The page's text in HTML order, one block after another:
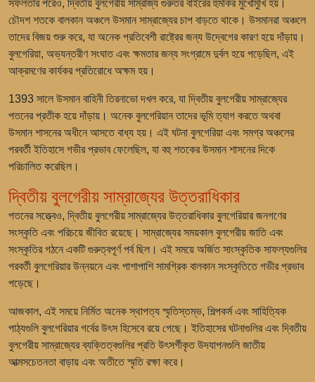
সফলতার পরেও, দ্বিতীয় বুলগেরীয় সাম্রাজ্য গুরুতর বাইরের হুমকির মুখোমুখি হয়।
চৌদশ শতকে বালকান অঞ্চলে উসমান সাম্রাজ্যের চাপ বাড়তে থাকে। উসমানরা অঞ্চলে
তাদের বিজয় শুরু করে, যা অনেক প্রতিবেশী রাষ্ট্রের জন্য উদ্বেগের কারণ হয়ে দাঁড়ায়।
বুলগেরিয়া, অভ্যন্তরীণ সংঘাত এবং ক্ষমতার জন্য সংগ্রামে দুর্বল হয়ে পড়েছিল, এই
আক্রমণের কার্যকর প্রতিরোধে অক্ষম হয়।
1393 সালে উসমান বাহিনী তিরনাভো দখল করে, যা দ্বিতীয় বুলগেরীয় সাম্রাজ্যের
পতনের প্রতীক হয়ে দাঁড়ায়। অনেক বুলগেরিয়ান তাদের ভূমি ত্যাগ করতে অথবা
উসমান শাসনের অধীনে আসতে বাধ্য হয়। এই ঘটনা বুলগেরিয়া এবং সমগ্র অঞ্চলের
পরবর্তী ইতিহাসে গভীর প্রভাব ফেলেছিল, যা বহু শতকের উসমান শাসনের দিকে
পরিচালিত করেছিল।
দ্বিতীয় বুলগেরীয় সাম্রাজ্যের উত্তরাধিকার
পতনের সত্ত্বেও, দ্বিতীয় বুলগেরীয় সাম্রাজ্যের উত্তরাধিকার বুলগেরিয়ার জনগণের
সংস্কৃতি এবং পরিচয়ে জীবিত রয়েছে। সাম্রাজ্যের সময়কাল বুলগেরীয় জাতি এবং
সংস্কৃতির গঠনে একটি গুরুত্বপূর্ণ পর্ব ছিল। এই সময়ে অর্জিত সাংস্কৃতিক সাফল্যগুলির
পরবর্তী বুলগেরিয়ার উন্নয়নে এবং পাশাপাশি সামগ্রিক বালকান সংস্কৃতিতে গভীর প্রভাব
পড়েছে।
আজকাল, এই সময়ে নির্মিত অনেক স্থাপত্য স্মৃতিস্তম্ভ, শিল্পকর্ম এবং সাহিত্যিক
পাঠ্যগুলি বুলগেরিয়ার গর্বের উৎস হিসেবে রয়ে গেছে। ইতিহাসের ঘটনাগুলির এবং দ্বিতীয়
বুলগেরীয় সাম্রাজ্যের ব্যক্তিত্বগুলির প্রতি উৎসর্গীকৃত উদযাপনগুলি জাতীয়
আত্মসচেতনতা বাড়ায় এবং অতীতে স্মৃতি রক্ষা করে।